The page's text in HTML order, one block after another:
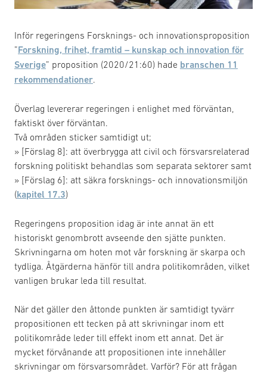
Inför regeringens Forsknings- och innovationsproposition
”Forskning, frihet, framtid – kunskap och innovation för
Sverige” proposition (2020/21:60) hade branschen 11
rekommendationer.
Överlag levererar regeringen i enlighet med förväntan,
faktiskt över förväntan.
Två områden sticker samtidigt ut;
» [Förslag 8]: att överbrygga att civil och försvarsrelaterad
forskning politiskt behandlas som separata sektorer samt
» [Förslag 6]: att säkra forsknings- och innovationsmiljön
(kapitel 17.3)
Regeringens proposition idag är inte annat än ett
historiskt genombrott avseende den sjätte punkten.
Skrivningarna om hoten mot vår forskning är skarpa och
tydliga. Åtgärderna hänför till andra politikområden, vilket
vanligen brukar leda till resultat.
När det gäller den åttonde punkten är samtidigt tyvärr
propositionen ett tecken på att skrivningar inom ett
politikområde leder till effekt inom ett annat. Det är
mycket förvånande att propositionen inte innehåller
skrivningar om försvarsområdet. Varför? För att frågan